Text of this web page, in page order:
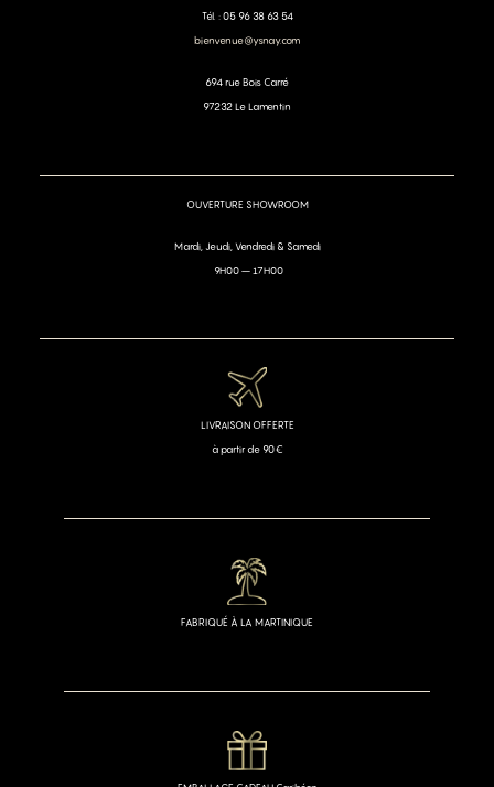
Tél. : 05 96 38 63 54
bienvenue@ysnay.com
694 rue Bois Carré
97232 Le Lamentin
OUVERTURE SHOWROOM
Mardi, Jeudi, Vendredi & Samedi
9H00 – 17H00
FABRIQUÉ À LA MARTINIQUE
LIVRAISON OFFERTE
à partir de 90€